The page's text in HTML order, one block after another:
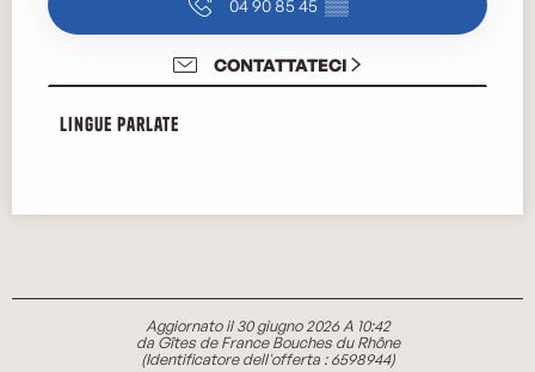
04 90 85 45 ▒▒
CONTATTATECI
Lingue parlate
Lingue parlate
Aggiornato il 30 giugno 2026 A 10:42
da Gîtes de France Bouches du Rhône
(Identificatore dell'offerta :6598944)